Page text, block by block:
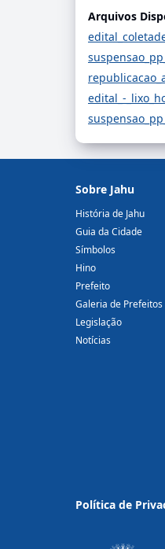
Arquivos
edital_-
Sobre Jahu
História de Jahu
Guia da Cidade
Símbolos
Hino
Prefeito
Galeria de Prefeitos
Legislação
Notícias
Política de